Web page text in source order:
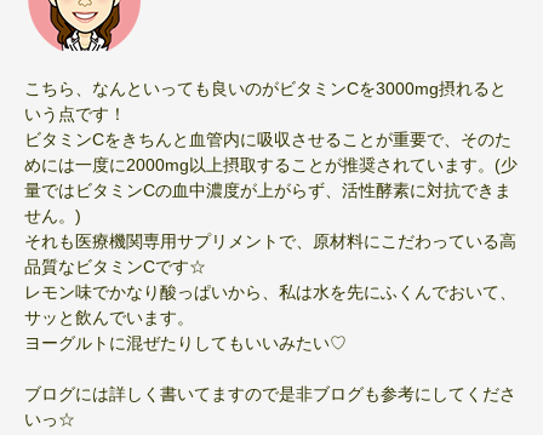
こちら、なんといっても良いのがビタミンCを3000mg摂れると
いう点です！
ビタミンCをきちんと血管内に吸収させることが重要で、そのた
めには一度に2000mg以上摂取することが推奨されています。(少
量ではビタミンCの血中濃度が上がらず、活性酵素に対抗できま
せん。)
それも医療機関専用サプリメントで、原材料にこだわっている高
品質なビタミンCです☆
レモン味でかなり酸っぱいから、私は水を先にふくんでおいて、
サッと飲んでいます。
ヨーグルトに混ぜたりしてもいいみたい♡
ブログには詳しく書いてますので是非ブログも参考にしてくださ
いっ☆